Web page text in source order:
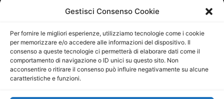
Gestisci Consenso Cookie
Per fornire le migliori esperienze, utilizziamo tecnologie come i cookie
per memorizzare e/o accedere alle informazioni del dispositivo. Il
consenso a queste tecnologie ci permetterà di elaborare dati come il
comportamento di navigazione o ID unici su questo sito. Non
acconsentire o ritirare il consenso può influire negativamente su alcune
caratteristiche e funzioni.
29/09/2015
Direttore Editoriale: Maurizio Scaglione
Direttore Responsabile: Maria Calabrese